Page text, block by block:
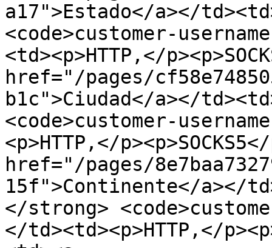
a17">Estado</a></
<code>customer-
<td><p>HTTP,</
href="/pages/
b1c">Ciudad</a></
<code>customer-
<p>HTTP,</
href="/pages/
15f">Continente</a></
</strong>
</td><td><p>HTTP,</